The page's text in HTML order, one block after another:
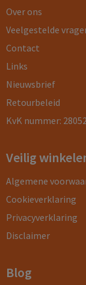
Over ons
Veelgestelde
Contact
Links
Nieuwsbrief
Retourbeleid
KvK nummer:
Veilig
Algemene
Cookieverklaring
Privacyverklaring
Disclaimer
Blog